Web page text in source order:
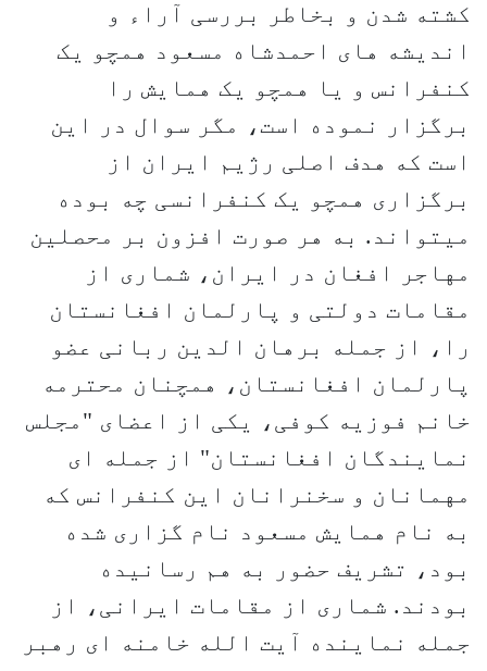
کشته شدن و بخاطر بررسی آراء و
اندیشه های احمدشاه مسعود همچو یک
کنفرانس و یا همچو یک همایش را
برگزار نموده است، مگر سوال در این
است که هدف اصلی رژیم ایران از
برگزاری همچو یک کنفرانسی چه بوده
میتواند. به هر صورت افزون بر محصلین
مهاجر افغان در ایران، شماری از
مقامات دولتی و پارلمان افغانستان
را، از جمله برهان الدین ربانی عضو
پارلمان افغانستان، همچنان محترمه
خانم فوزیه کوفی، یکی از اعضای "مجلس
نمایندگان افغانستان" از جمله ای
مهمانان و سخنرانان این کنفرانس که
به نام همایش مسعود نام گزاری شده
بود، تشریف حضور به هم رسانیده
بودند. شماری از مقامات ایرانی، از
جمله نماینده آیت الله خامنه ای رهبر